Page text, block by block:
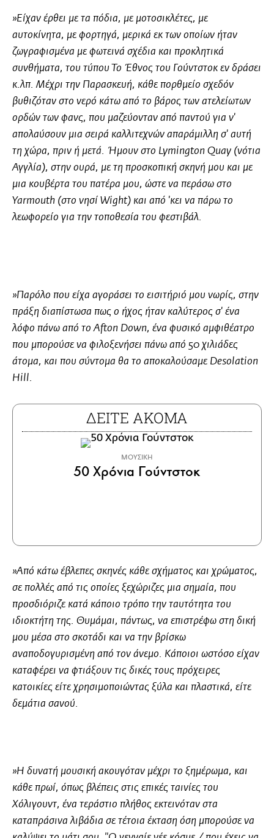
»Είχαν έρθει με τα πόδια, με μοτοσικλέτες, με
αυτοκίνητα, με φορτηγά, μερικά εκ των οποίων ήταν
ζωγραφισμένα με φωτεινά σχέδια και προκλητικά
συνθήματα, του τύπου Το Έθνος του Γούντστοκ εν δράσει
κ.λπ. Μέχρι την Παρασκευή, κάθε πορθμείο σχεδόν
βυθιζόταν στο νερό κάτω από το βάρος των ατελείωτων
ορδών των φανς, που μαζεύονταν από παντού για ν'
απολαύσουν μια σειρά καλλιτεχνών απαράμιλλη σ' αυτή
τη χώρα, πριν ή μετά. Ήμουν στο Lymington Quay (νότια
Αγγλία), στην ουρά, με τη προσκοπική σκηνή μου και με
μια κουβέρτα του πατέρα μου, ώστε να περάσω στο
Yarmouth (στο νησί Wight) και από 'κει να πάρω το
λεωφορείο για την τοποθεσία του φεστιβάλ.
»Παρόλο που είχα αγοράσει το εισιτήριό μου νωρίς, στην
πράξη διαπίστωσα πως ο ήχος ήταν καλύτερος σ' ένα
λόφο πάνω από το Afton Down, ένα φυσικό αμφιθέατρο
που μπορούσε να φιλοξενήσει πάνω από 50 χιλιάδες
άτομα, και που σύντομα θα το αποκαλούσαμε Desolation
Hill.
ΔΕΙΤΕ ΑΚΟΜΑ
ΜΟΥΣΙΚΗ
50 Χρόνια Γούντστοκ
»Από κάτω έβλεπες σκηνές κάθε σχήματος και χρώματος,
σε πολλές από τις οποίες ξεχώριζες μια σημαία, που
προσδιόριζε κατά κάποιο τρόπο την ταυτότητα του
ιδιοκτήτη της. Θυμάμαι, πάντως, να επιστρέφω στη δική
μου μέσα στο σκοτάδι και να την βρίσκω
αναποδογυρισμένη από τον άνεμο. Κάποιοι ωστόσο είχαν
καταφέρει να φτιάξουν τις δικές τους πρόχειρες
κατοικίες είτε χρησιμοποιώντας ξύλα και πλαστικά, είτε
δεμάτια σανού.
»Η δυνατή μουσική ακουγόταν μέχρι το ξημέρωμα, και
κάθε πρωί, όπως βλέπεις στις επικές ταινίες του
Χόλιγουντ, ένα τεράστιο πλήθος εκτεινόταν στα
καταπράσινα λιβάδια σε τέτοια έκταση όση μπορούσε να